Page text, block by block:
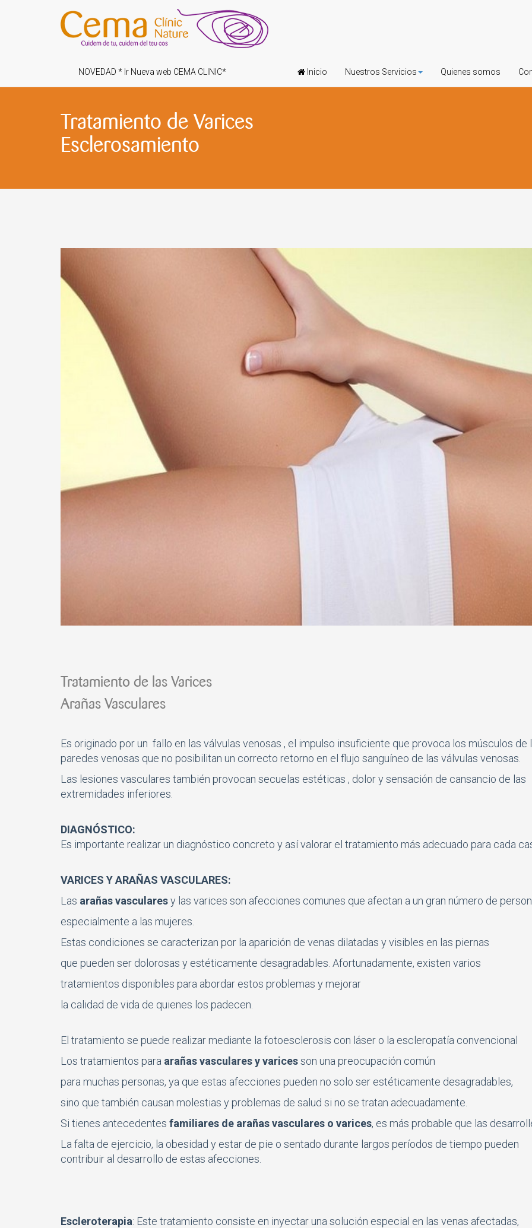
NOVEDAD * Ir Nueva web CEMA CLINIC* Inicio Nuestros Servicios Quienes somos
Tratamiento de Varices
Esclerosamiento
Tratamiento de las Varices
Arañas Vasculares
Es originado por un fallo en las válvulas venosas , el impulso insuficiente que provoca los músculos de
paredes venosas que no posibilitan un correcto retorno en el flujo sanguíneo de las válvulas venosas.
Las lesiones vasculares también provocan secuelas estéticas , dolor y sensación de cansancio de las
extremidades inferiores.
DIAGNÓSTICO:
Es importante realizar un diagnóstico concreto y así valorar el tratamiento más adecuado para cada
VARICES Y ARAÑAS VASCULARES:
Las arañas vascularesy las varices son afecciones comunes que afectan a un gran número de
especialmente a las mujeres.
Estas condiciones se caracterizan por la aparición de venas dilatadas y visibles en las piernas
que pueden ser dolorosas y estéticamente desagradables. Afortunadamente, existen varios
tratamientos disponibles para abordar estos problemas y mejorar
la calidad de vida de quienes los padecen.
El tratamiento se puede realizar mediante la fotoesclerosis con láser o la escleropatía convencional
Los tratamientos para arañas vasculares y varicesson una preocupación común
para muchas personas, ya que estas afecciones pueden no solo ser estéticamente desagradables,
sino que también causan molestias y problemas de salud si no se tratan adecuadamente.
Si tienes antecedentes familiares de arañas vasculares o varices, es más probable que las
La falta de ejercicio, la obesidad y estar de pie o sentado durante largos períodos de tiempo pueden
contribuir al desarrollo de estas afecciones.
Escleroterapia: Este tratamiento consiste en inyectar una solución especial en las venas afectadas,